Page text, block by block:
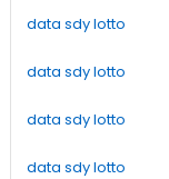
data sdy lotto
data sdy lotto
data sdy lotto
data sdy lotto